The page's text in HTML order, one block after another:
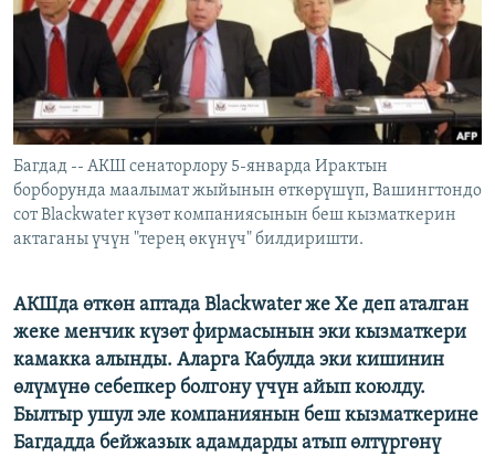
ЭЖЕ-СИҢДИЛЕР
АЗАТТЫК+
ЫҢГАЙСЫЗ СУРООЛОР
ОНЛАЙН ШЕРИНЕ
ЭЕ/АРнун бардык сайттары
Багдад -- АКШ сенаторлору 5-январда Ирактын
борборунда маалымат жыйынын өткөрүшүп, Вашингтондо
сот Blackwater күзөт компаниясынын беш кызматкерин
актаганы үчүн "терең өкүнүч" билдиришти.
АКШда өткөн аптада Blackwater же Хе деп аталган
жеке менчик күзөт фирмасынын эки кызматкери
камакка алынды. Аларга Кабулда эки кишинин
өлүмүнө себепкер болгону үчүн айып коюлду.
Былтыр ушул эле компаниянын беш кызматкерине
Багдадда бейжазык адамдарды атып өлтүргөнү